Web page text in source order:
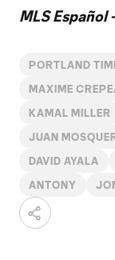
MLS Español -
PORTLAND
MAXIME
KAMAL MILLER
JUAN
DAVID AYALA
ANTONY